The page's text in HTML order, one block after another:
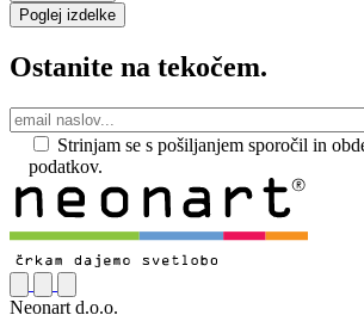
Poglej izdelke
Ostanite na tekočem.
Strinjam se s pošiljanjem sporočil in
podatkov.
Neonart d.o.o.